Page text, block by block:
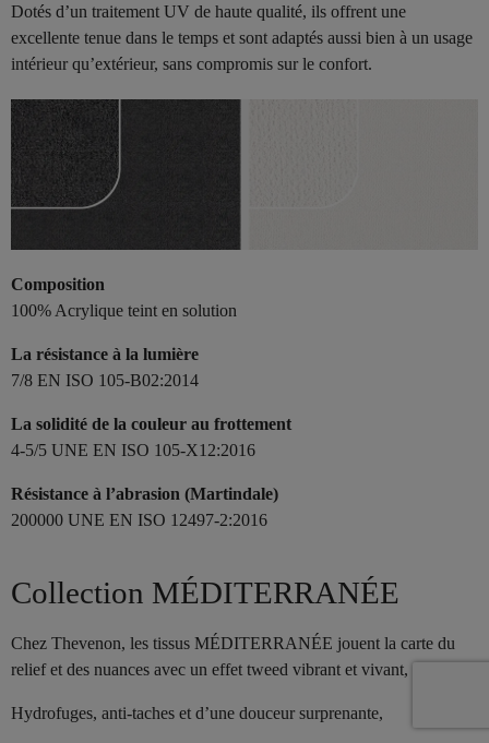
Dotés d’un traitement UV de haute qualité, ils offrent une
excellente tenue dans le temps et sont adaptés aussi bien à un usage
intérieur qu’extérieur, sans compromis sur le confort.
Composition
100% Acrylique teint en solution
La résistance à la lumière
7/8 EN ISO 105-B02:2014
La solidité de la couleur au frottement
4-5/5 UNE EN ISO 105-X12:2016
Résistance à l’abrasion (Martindale)
200000 UNE EN ISO 12497-2:2016
Collection MÉDITERRANÉE
Chez Thevenon, les tissus MÉDITERRANÉE jouent la carte du
relief et des nuances avec un effet tweed vibrant et vivant,
Hydrofuges, anti-taches et d’une douceur surprenante,